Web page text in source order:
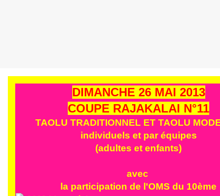
DIMANCHE 26 MAI 2013
COUPE RAJAKALAI N°11
TAOLU TRADITIONNEL ET TAOLU
individuels et par équipes
(adultes et enfants)
avec
la participation de l'OMS du 10ème